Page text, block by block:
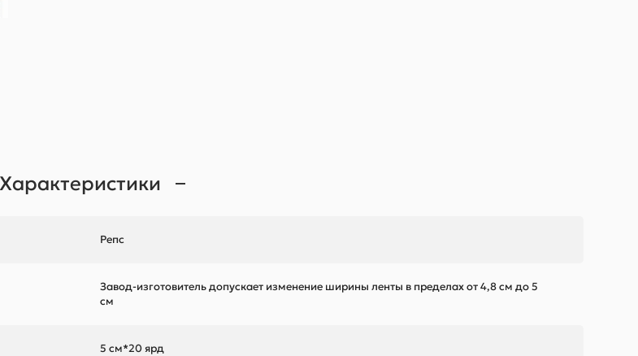
Характеристики
Репс
Завод-изготовитель допускает изменение ширины ленты в пределах от 4,8 см до 5
см
5 см*20 ярд